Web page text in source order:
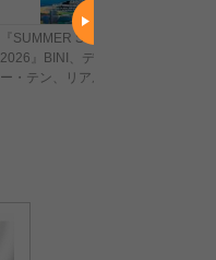
『SUMMER SONIC
2026』BINI、ディセンバ
ー・テン、リアル・マッコ